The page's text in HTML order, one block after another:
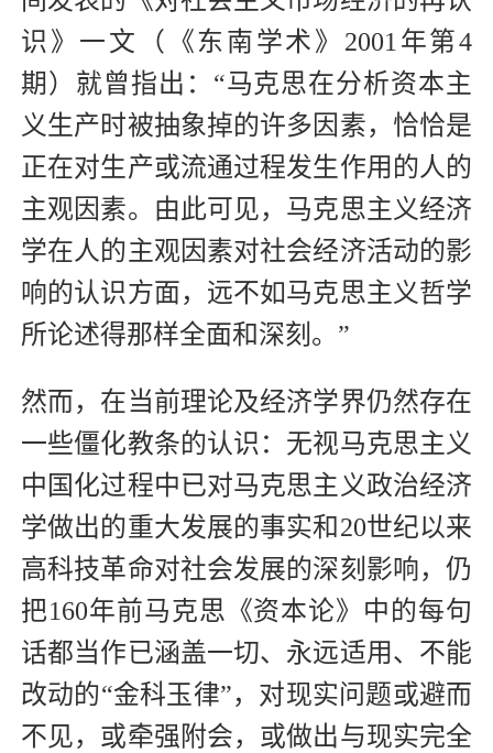
识》一文（《东南学术》2001年第4
期）就曾指出：“马克思在分析资本主
义生产时被抽象掉的许多因素，恰恰是
正在对生产或流通过程发生作用的人的
主观因素。由此可见，马克思主义经济
学在人的主观因素对社会经济活动的影
响的认识方面，远不如马克思主义哲学
所论述得那样全面和深刻。”
然而，在当前理论及经济学界仍然存在
一些僵化教条的认识：无视马克思主义
中国化过程中已对马克思主义政治经济
学做出的重大发展的事实和20世纪以来
高科技革命对社会发展的深刻影响，仍
把160年前马克思《资本论》中的每句
话都当作已涵盖一切、永远适用、不能
改动的“金科玉律”，对现实问题或避而
不见，或牵强附会，或做出与现实完全